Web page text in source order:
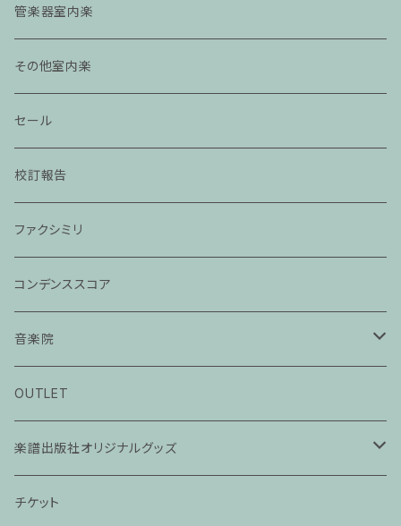
管楽器室内楽
その他室内楽
セール
校訂報告
ファクシミリ
コンデンススコア
音楽院
ピアノ科３０分レッスン
ピアノ科４５分レッスン
家族割プラン
OUTLET
楽譜出版社オリジナルグッズ
アパレル
チケット